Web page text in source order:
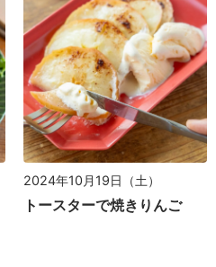
2024年10月19日（土）
トースターで焼きりんご